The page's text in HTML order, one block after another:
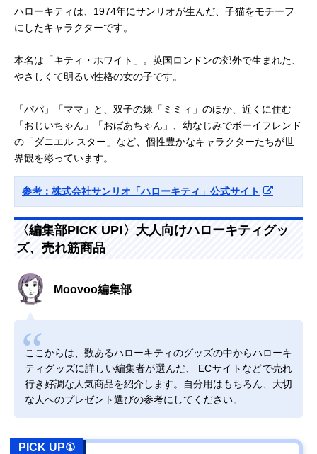
ハローキティは、1974年にサンリオが生んだ、子猫をモチーフ
にしたキャラクターです。
本名は「キティ・ホワイト」。英国ロンドンの郊外で生まれた、
やさしくて明るい性格の女の子です。
「パパ」「ママ」と、双子の妹「ミミィ」のほか、近くに住む
「おじいちゃん」「おばあちゃん」、幼なじみでボーイフレンド
の「ダニエル スター」など、個性豊かなキャラクターたちが世
界観を彩っています。
参考：株式会社サンリオ「ハローキティ」公式サイト
〈編集部PICK UP!〉大人向けハローキティグッ
ズ、売れ筋商品
Moovoo編集部
ここからは、数あるハローキティのグッズの中からハローキ
ティグッズに詳しい編集者が選んだ、 ECサイトなどで売れ
行き好調な人気商品を紹介します。自分用はもちろん、大切
な人へのプレゼント選びの参考にしてください。
PICK UP①